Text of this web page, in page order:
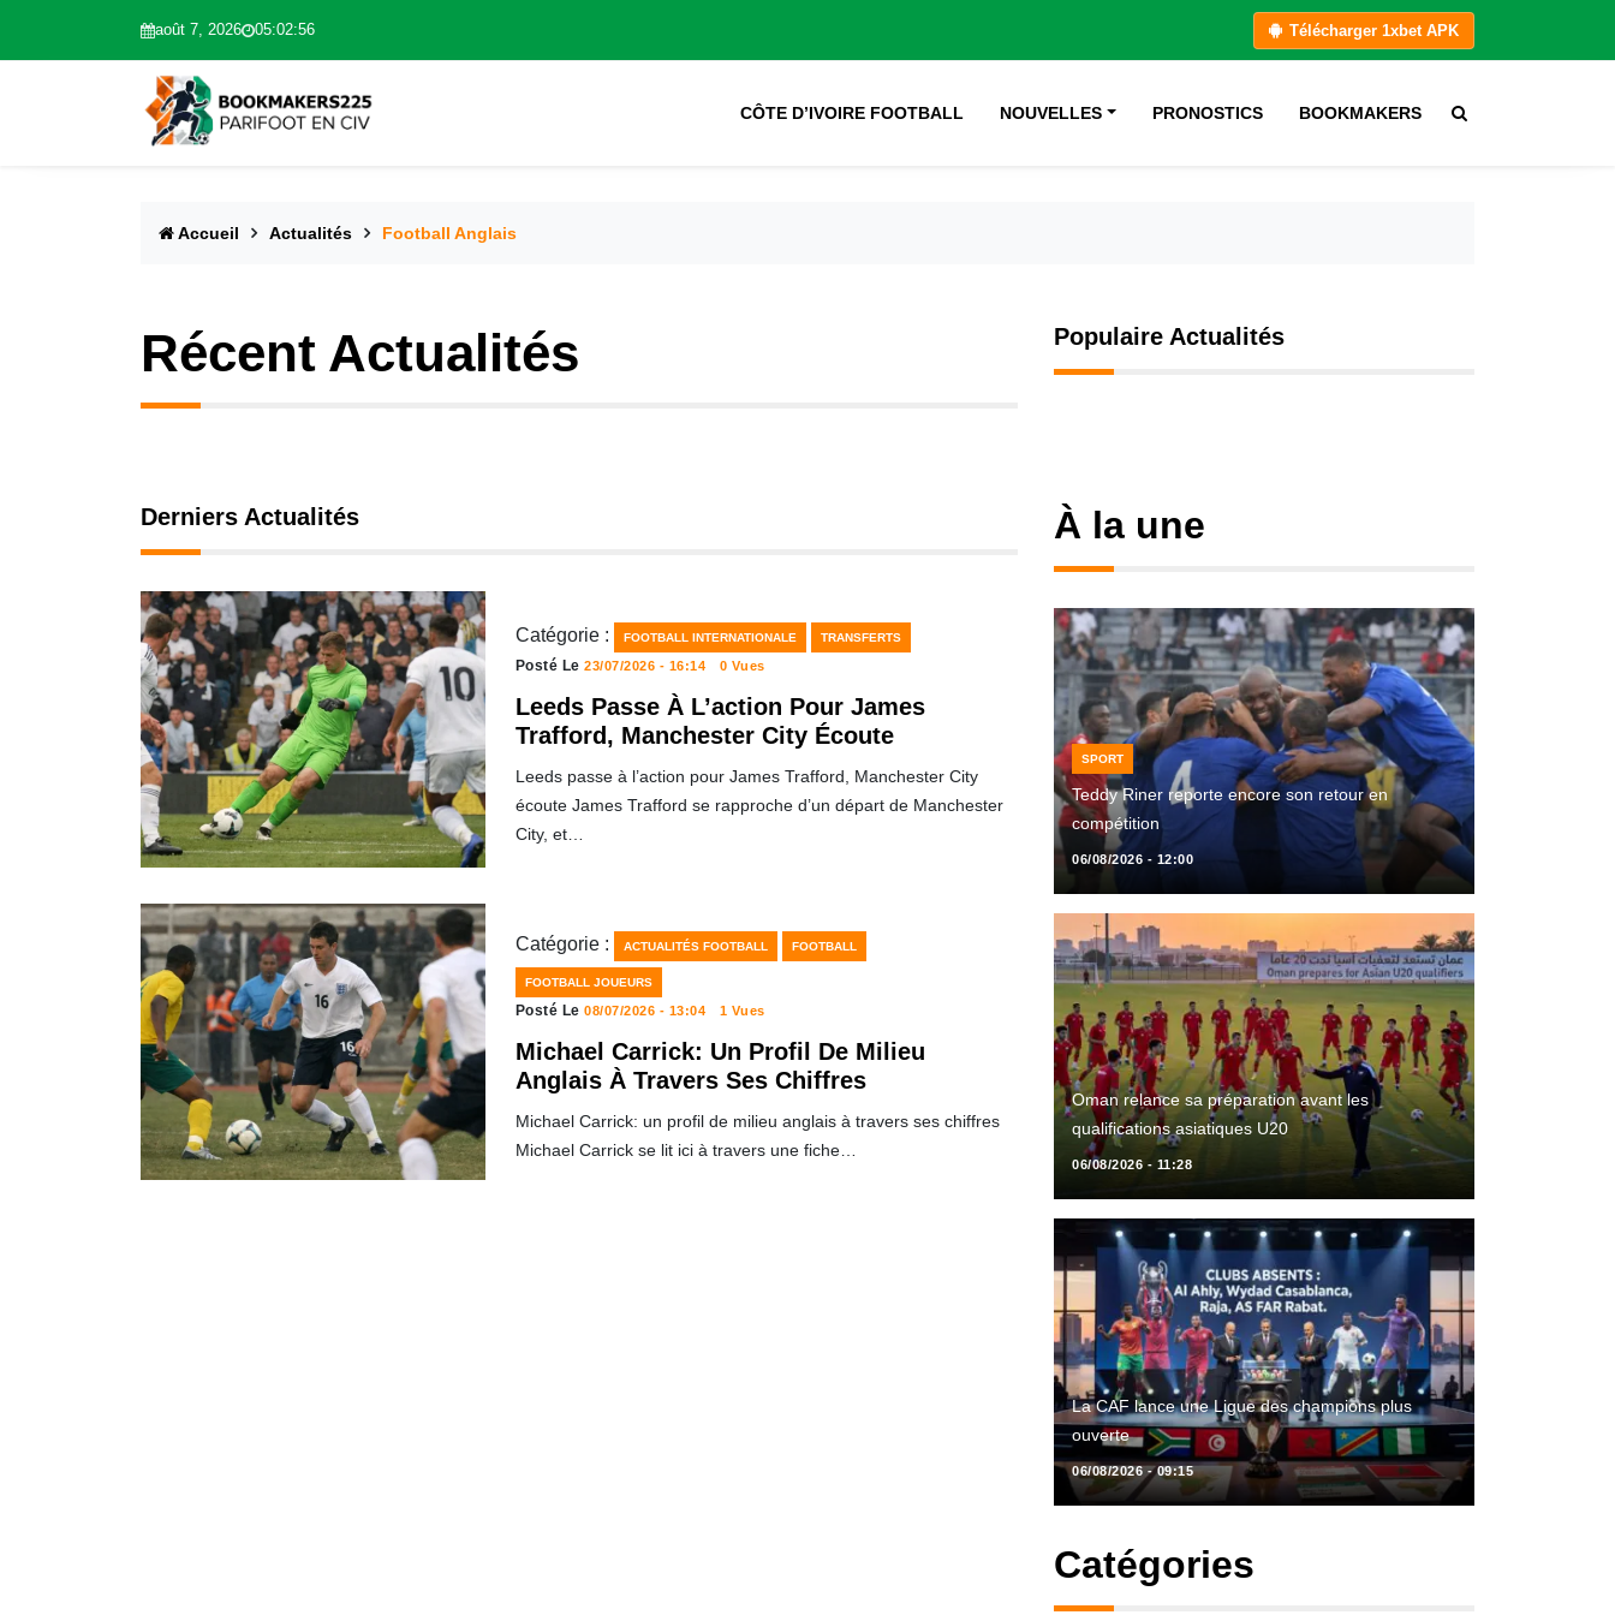
août 7, 2026 05:02:56 Télécharger 1xbet APK
CÔTE D’IVOIRE FOOTBALL NOUVELLES PRONOSTICS BOOKMAKERS
Accueil Actualités Football Anglais
Récent Actualités Populaire Actualités
Derniers Actualités
Catégorie : FOOTBALL INTERNATIONALE TRANSFERTS
Posté Le23/07/2026 - 16:14 0 Vues
Leeds Passe À L’action Pour James
Trafford, Manchester City Écoute
Leeds passe à l’action pour James Trafford, Manchester City
écoute James Trafford se rapproche d’un départ de Manchester
City, et…
Catégorie : ACTUALITÉS FOOTBALL FOOTBALL
FOOTBALL JOUEURS
Posté Le08/07/2026 - 13:04 1 Vues
Michael Carrick: Un Profil De Milieu
Anglais À Travers Ses Chiffres
Michael Carrick: un profil de milieu anglais à travers ses chiffres
Michael Carrick se lit ici à travers une fiche…
À la une
SPORT
Teddy Riner reporte encore son retour en
compétition
06/08/2026 - 12:00
Oman relance sa préparation avant les
qualifications asiatiques U20
06/08/2026 - 11:28
La CAF lance une Ligue des champions plus
ouverte
06/08/2026 - 09:15
Catégories